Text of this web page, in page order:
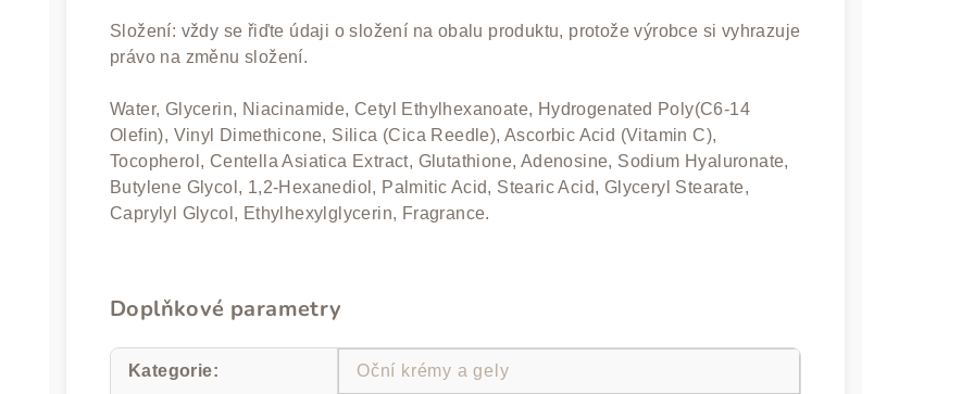
Složení: vždy se řiďte údaji o složení na obalu produktu, protože výrobce si vyhrazuje
právo na změnu složení.
Water, Glycerin, Niacinamide, Cetyl Ethylhexanoate, Hydrogenated Poly(C6-14
Olefin), Vinyl Dimethicone, Silica (Cica Reedle), Ascorbic Acid (Vitamin C),
Tocopherol, Centella Asiatica Extract, Glutathione, Adenosine, Sodium Hyaluronate,
Butylene Glycol, 1,2-Hexanediol, Palmitic Acid, Stearic Acid, Glyceryl Stearate,
Caprylyl Glycol, Ethylhexylglycerin, Fragrance.
Doplňkové parametry
Kategorie: Oční krémy a gely